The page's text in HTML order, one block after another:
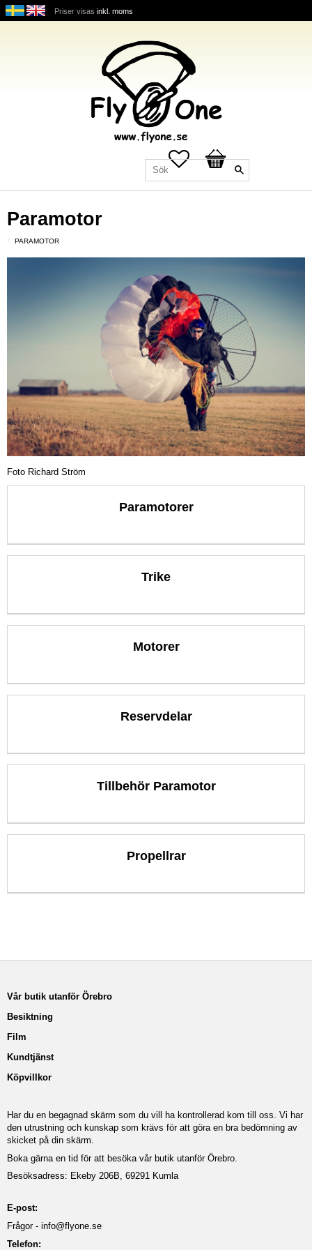
Priser visas inkl. moms
Favoriter
Kundvagn
Paramotor
PARAMOTOR
Foto Richard Ström
Paramotorer
Trike
Motorer
Reservdelar
Tillbehör Paramotor
Propellrar
Vår butik utanför Örebro
Besiktning
Film
Kundtjänst
Köpvillkor
Har du en begagnad skärm som du vill ha kontrollerad kom till oss. Vi har
den utrustning och kunskap som krävs för att göra en bra bedömning av
skicket på din skärm.
Boka gärna en tid för att besöka vår butik utanför Örebro.
Besöksadress: Ekeby 206B, 69291 Kumla
E-post:
Frågor - info@flyone.se
Telefon: